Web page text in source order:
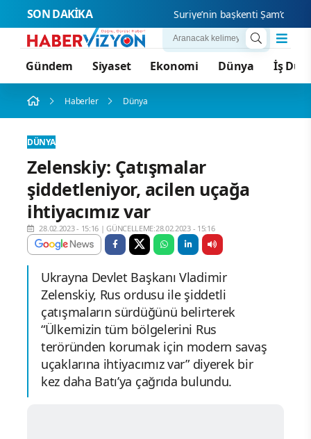
SON DAKİKA Suriye’nin başkenti Şam’da
Gündem Siyaset Ekonomi Dünya İş
Haberler Dünya
DÜNYA
Zelenskiy: Çatışmalar
şiddetleniyor, acilen uçağa
ihtiyacımız var
28.02.2023 - 15:16 |GÜNCELLEME:28.02.2023 - 15:16
Ukrayna Devlet Başkanı Vladimir
Zelenskiy, Rus ordusu ile şiddetli
çatışmaların sürdüğünü belirterek
“Ülkemizin tüm bölgelerini Rus
teröründen korumak için modern savaş
uçaklarına ihtiyacımız var” diyerek bir
kez daha Batı’ya çağrıda bulundu.